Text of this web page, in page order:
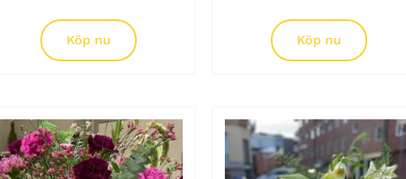
Köp nu Köp nu